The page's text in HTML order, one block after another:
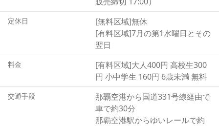
っています。
定休日
[無料区域]無休
[有料区域]7月の第1水曜日とその
翌日
料金
[有料区域]大人400円 高校生300
円 小中学生 160円 6歳未満 無料
交通手段
那覇空港から国道331号線経由で
車で約30分
那覇空港駅からゆいレールで約